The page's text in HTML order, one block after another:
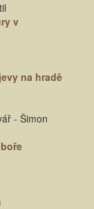
v
na hradě
- Šimon